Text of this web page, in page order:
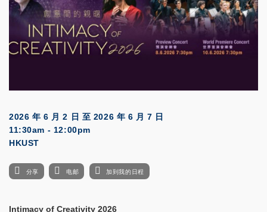
2026 年 6 月 2 日 至 2026 年 6 月 7 日
11:30am - 12:00pm
HKUST
分享 电邮 加到我的日程
Intimacy of Creativity 2026